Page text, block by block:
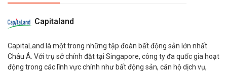
Capitaland
CapitaLand là một trong những tập đoàn bất động sản lớn nhất
Châu Á. Với trụ sở chính đặt tại Singapore, công ty đa quốc gia hoạt
động trong các lĩnh vực chính như bất động sản, căn hộ dịch vụ,